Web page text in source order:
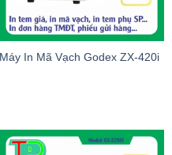
Máy In Mã Vạch Godex ZX-420i